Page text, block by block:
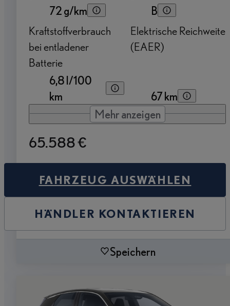
72 g/km
B
Kraftstoffverbrauch
bei entladener
Batterie
6,8 l/100
km
Elektrische Reichweite
(EAER)
67 km
Mehr anzeigen
65.588 €
FAHRZEUG AUSWÄHLEN
HÄNDLER KONTAKTIEREN
Speichern